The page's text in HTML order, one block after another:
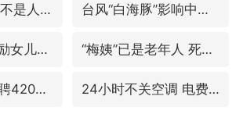
“事业单位招聘不是人情买卖” 台风“白海豚”影响中国已成定局
41岁女子为鼓励女儿考上985研究生 “梅姨”已是老年人 死刑或适用受限
80后女柜员获聘4200亿银行副行长 24小时不关空调 电费反而更低？